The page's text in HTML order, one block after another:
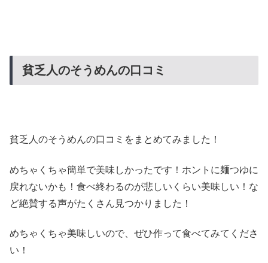
貧乏人のそうめんの口コミ
貧乏人のそうめんの口コミをまとめてみました！
めちゃくちゃ簡単で美味しかったです！ホントに麺つゆに
戻れないかも！食べ終わるのが悲しいくらい美味しい！な
ど絶賛する声がたくさん見つかりました！
めちゃくちゃ美味しいので、ぜひ作って食べてみてくださ
い！